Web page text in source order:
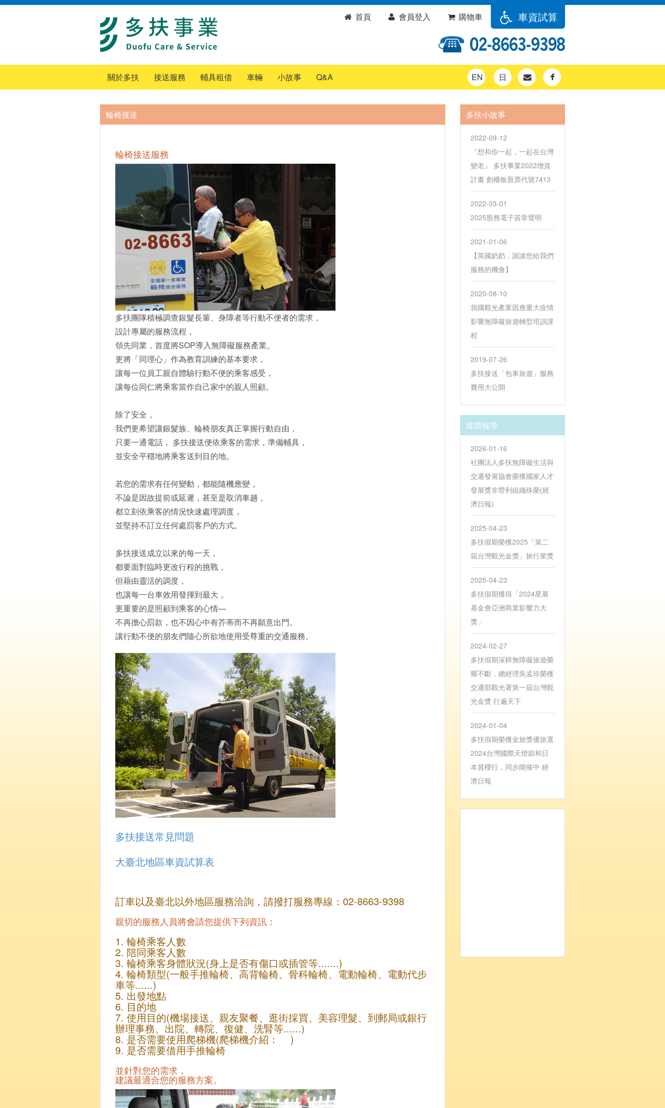
首頁 會員登入 購物車 車資試算
關於多扶 接送服務 輔具租借 車輛 小故事 Q&A EN 日
輪椅接送
輪椅接送服務
多扶團隊積極調查銀髮長輩、身障者等行動不便者的需求，
設計專屬的服務流程，
領先同業，首度將SOP導入無障礙服務產業。
更將「同理心」作為教育訓練的基本要求，
讓每一位員工親自體驗行動不便的乘客感受，
讓每位同仁將乘客當作自己家中的親人照顧。
除了安全，
我們更希望讓銀髮族、輪椅朋友真正掌握行動自由，
只要一通電話， 多扶接送便依乘客的需求，準備輔具，
並安全平穩地將乘客送到目的地。
若您的需求有任何變動，都能隨機應變，
不論是因故提前或延遲，甚至是取消車趟，
都立刻依乘客的情況快速處理調度，
並堅持不訂立任何處罰客戶的方式。
多扶接送成立以來的每一天，
都要面對臨時更改行程的挑戰，
但藉由靈活的調度，
也讓每一台車效用發揮到最大，
更重要的是照顧到乘客的心情—
不再擔心罰款，也不因心中有芥蒂而不再願意出門。
讓行動不便的朋友們隨心所欲地使用受尊重的交通服務。
多扶接送常見問題
大臺北地區車資試算表
訂車以及臺北以外地區服務洽詢，請撥打服務專線：02-8663-9398
親切的服務人員將會請您提供下列資訊：
1. 輪椅乘客人數
2. 陪同乘客人數
3. 輪椅乘客身體狀況(身上是否有傷口或插管等.......)
4. 輪椅類型(一般手推輪椅、高背輪椅、骨科輪椅、電動輪椅、電動代步
車等......)
5. 出發地點
6. 目的地
7. 使用目的(機場接送、親友聚餐、逛街採買、美容理髮、到郵局或銀行
辦理事務、出院、轉院、復健、洗腎等......)
8. 是否需要使用爬梯機(爬梯機介紹： )
9. 是否需要借用手推輪椅
並針對您的需求，
建議最適合您的服務方案。
多扶小故事
2022-09-12
『想和你一起，一起在台灣
變老』 多扶事業2022增資
計畫 創櫃板股票代號7413
2022-03-01
2025股務電子簽章聲明
2021-01-06
【英國奶奶，謝謝您給我們
服務的機會】
2020-08-10
我國觀光產業因應重大疫情
影響無障礙旅遊轉型培訓課
程
2019-07-26
多扶接送「包車旅遊」服務
費用大公開
媒體報導
2026-01-16
社團法人多扶無障礙生活與
交通發展協會榮獲國家人才
發展獎非營利組織殊榮(經
濟日報)
2025-04-23
多扶假期榮獲2025「第二
屆台灣觀光金獎」旅行業獎
2025-04-23
多扶假期獲得「2024星展
基金會亞洲商業影響力大
獎」
2024-02-27
多扶假期深耕無障礙旅遊榮
耀不斷，總經理吳孟玲榮獲
交通部觀光署第一屆台灣觀
光金獎 行遍天下
2024-01-04
多扶假期榮獲金旅獎優旅選
2024台灣國際天燈節和日
本賞櫻行，同步開催中 經
濟日報